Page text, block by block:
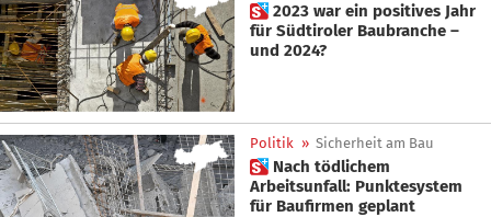
 2023 war ein positives Jahr
für Südtiroler Baubranche –
und 2024?
Politik » Sicherheit am Bau
 Nach tödlichem
Arbeitsunfall: Punktesystem
für Baufirmen geplant